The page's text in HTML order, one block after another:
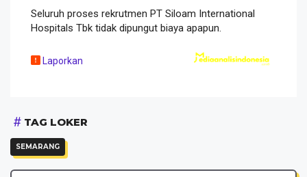
Seluruh proses rekrutmen PT Siloam International
Hospitals Tbk tidak dipungut biaya apapun.
Laporkan
TAG LOKER
SEMARANG